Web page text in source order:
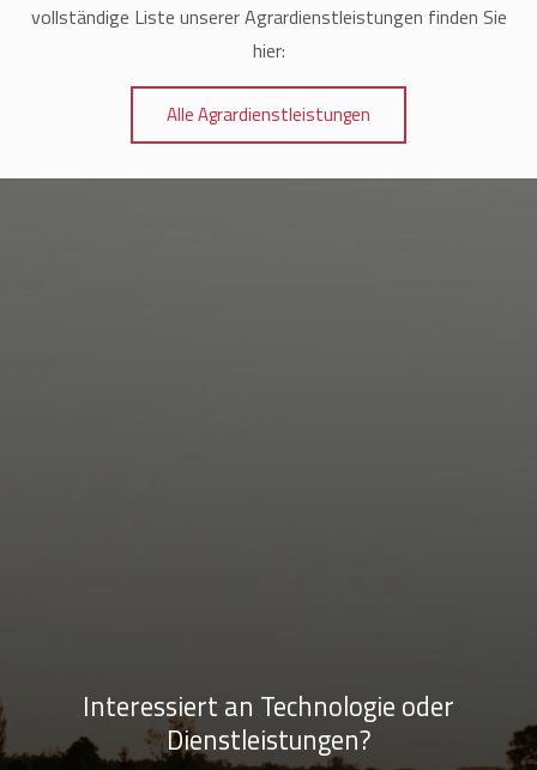
vollständige Liste unserer Agrardienstleistungen finden Sie
hier:
Alle Agrardienstleistungen
Interessiert an Technologie oder
Dienstleistungen?